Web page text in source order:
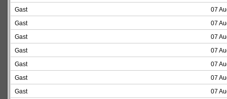
Gast
07
Gast
07
Gast
07
Gast
07
Gast
07
Gast
07
Gast
07